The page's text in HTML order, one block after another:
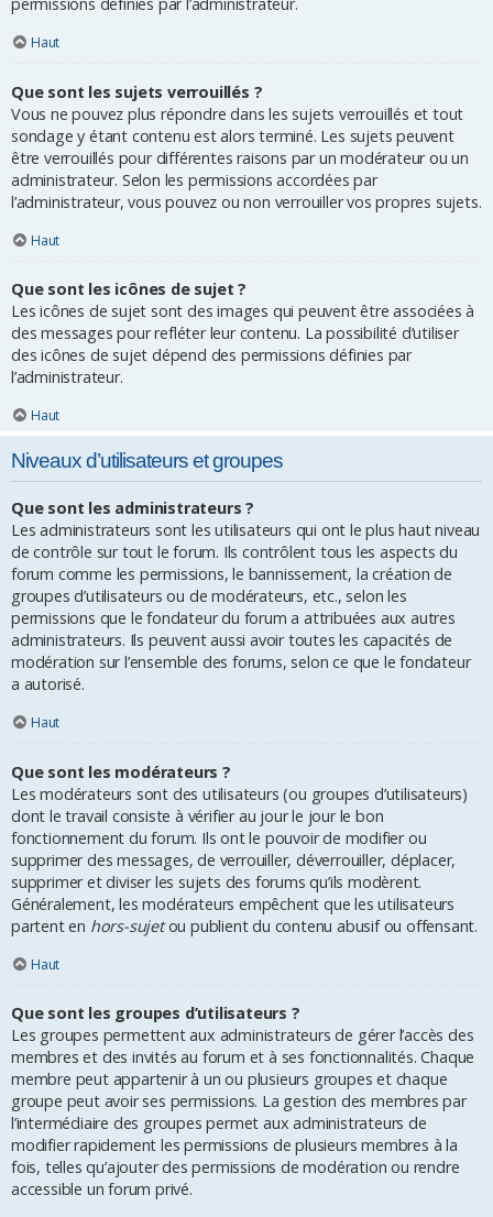
Haut
Que sont les sujets verrouillés ?
Vous ne pouvez plus répondre dans les sujets verrouillés et tout
sondage y étant contenu est alors terminé. Les sujets peuvent
être verrouillés pour différentes raisons par un modérateur ou un
administrateur. Selon les permissions accordées par
l’administrateur, vous pouvez ou non verrouiller vos propres sujets.
Haut
Que sont les icônes de sujet ?
Les icônes de sujet sont des images qui peuvent être associées à
des messages pour refléter leur contenu. La possibilité d’utiliser
des icônes de sujet dépend des permissions définies par
l’administrateur.
Haut
Niveaux d’utilisateurs et groupes
Que sont les administrateurs ?
Les administrateurs sont les utilisateurs qui ont le plus haut niveau
de contrôle sur tout le forum. Ils contrôlent tous les aspects du
forum comme les permissions, le bannissement, la création de
groupes d’utilisateurs ou de modérateurs, etc., selon les
permissions que le fondateur du forum a attribuées aux autres
administrateurs. Ils peuvent aussi avoir toutes les capacités de
modération sur l’ensemble des forums, selon ce que le fondateur
a autorisé.
Haut
Que sont les modérateurs ?
Les modérateurs sont des utilisateurs (ou groupes d’utilisateurs)
dont le travail consiste à vérifier au jour le jour le bon
fonctionnement du forum. Ils ont le pouvoir de modifier ou
supprimer des messages, de verrouiller, déverrouiller, déplacer,
supprimer et diviser les sujets des forums qu’ils modèrent.
Généralement, les modérateurs empêchent que les utilisateurs
partent en hors-sujetou publient du contenu abusif ou offensant.
Haut
Que sont les groupes d’utilisateurs ?
Les groupes permettent aux administrateurs de gérer l’accès des
membres et des invités au forum et à ses fonctionnalités. Chaque
membre peut appartenir à un ou plusieurs groupes et chaque
groupe peut avoir ses permissions. La gestion des membres par
l’intermédiaire des groupes permet aux administrateurs de
modifier rapidement les permissions de plusieurs membres à la
fois, telles qu’ajouter des permissions de modération ou rendre
accessible un forum privé.